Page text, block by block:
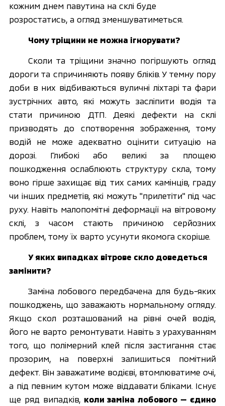
кожним днем павутина на склі буде
розростатись, а огляд зменшуватиметься.
Чому тріщини не можна ігнорувати?
Сколи та тріщини значно погіршують огляд
дороги та спричиняють появу бліків. У темну пору
доби в них відбиваються вуличні ліхтарі та фари
зустрічних авто, які можуть засліпити водія та
стати причиною ДТП. Деякі дефекти на склі
призводять до спотворення зображення, тому
водій не може адекватно оцінити ситуацію на
дорозі. Глибокі або великі за площею
пошкодження ослаблюють структуру скла, тому
воно гірше захищає від тих самих камінців, граду
чи інших предметів, які можуть "прилетіти" під час
руху. Навіть малопомітні деформації на вітровому
склі, з часом стають причиною серйозних
проблем, тому їх варто усунути якомога скоріше.
У яких випадках вітрове скло доведеться
замінити?
Заміна лобового передбачена для будь-яких
пошкоджень, що заважають нормальному огляду.
Якщо скол розташований на рівні очей водія,
його не варто ремонтувати. Навіть з урахуванням
того, що полімерний клей після застигання стає
прозорим, на поверхні залишиться помітний
дефект. Він заважатиме водієві, втомлюватиме очі,
а під певним кутом може віддавати бліками. Існує
ще ряд випадків, коли заміна лобового — єдино